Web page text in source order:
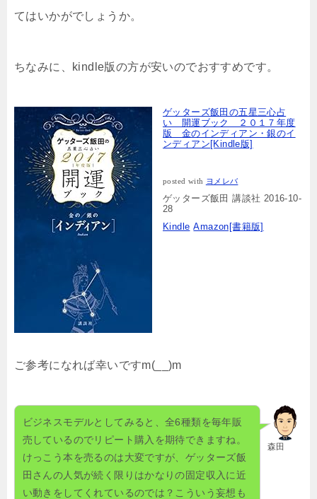
てはいかがでしょうか。
ちなみに、kindle版の方が安いのでおすすめです。
ゲッターズ飯田の五星三心占
い 開運ブック ２０１７年度
版 金のインディアン・銀のイ
ンディアン[Kindle版]
posted with ヨメレバ
ゲッターズ飯田 講談社 2016-10-
28
Kindle Amazon[書籍版]
ご参考になれば幸いですm(__)m
森田
ビジネスモデルとしてみると、全6種類を毎年販
売しているのでリピート購入を期待できますね。
けっこう本を売るのは大変ですが、ゲッターズ飯
田さんの人気が続く限りはかなりの固定収入に近
い動きをしてくれているのでは？こういう妄想も